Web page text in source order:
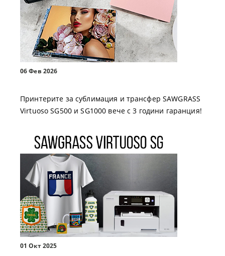
06 Фев 2026
Принтерите за сублимация и трансфер SAWGRASS
Virtuoso SG500 и SG1000 вече с 3 години гаранция!
01 Окт 2025